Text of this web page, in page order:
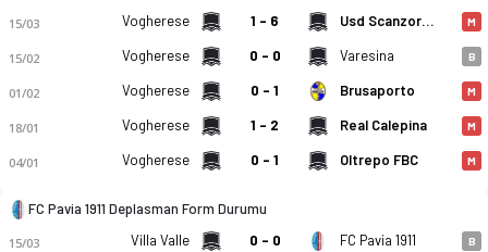
Avc Vogherese 1919 - FC Pavia 1911 0-2 bitti. Gol anları,
15/03 Vogherese 1 - 6 Usd Scanzorosciate Calcio M
15/02 Vogherese 0 - 0 Varesina B
01/02 Vogherese 0 - 1 Brusaporto M
18/01 Vogherese 1 - 2 Real Calepina M
04/01 Vogherese 0 - 1 Oltrepo FBC M
FC Pavia 1911 Deplasman Form Durumu
15/03 Villa Valle 0 - 0 FC Pavia 1911 B